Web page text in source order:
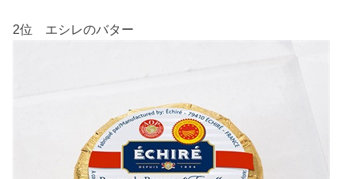
2位 エシレのバター